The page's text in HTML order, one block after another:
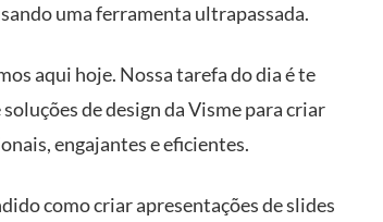
uma ferramenta ultrapassada.
aqui hoje. Nossa tarefa do dia é te
de design da Visme para criar
engajantes e eficientes.
como criar apresentações de slides